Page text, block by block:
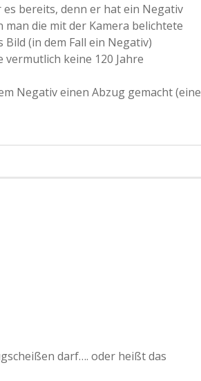
bereits, denn er hat ein Negativ
man die mit der Kamera belichtete
(in dem Fall ein Negativ)
keine 120 Jahre
Negativ einen Abzug gemacht (eine
darf…. oder heißt das